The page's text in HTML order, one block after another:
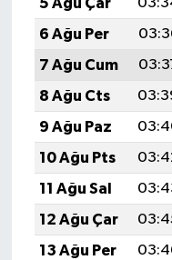
5 Ağu Çar
6 Ağu Per
7 Ağu Cum
8 Ağu Cts
9 Ağu Paz
10 Ağu Pts
11 Ağu Sal
12 Ağu Çar
13 Ağu Per